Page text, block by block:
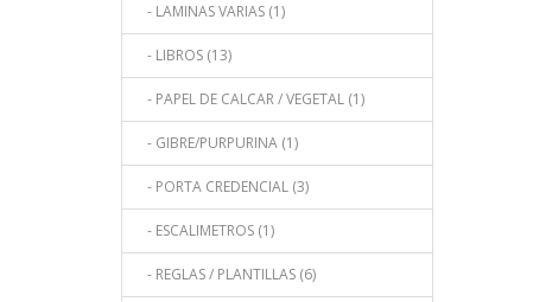
- LAMINAS VARIAS (1)
- LIBROS (13)
- PAPEL DE CALCAR / VEGETAL (1)
- GIBRE/PURPURINA (1)
- PORTA CREDENCIAL (3)
- ESCALIMETROS (1)
- REGLAS / PLANTILLAS (6)